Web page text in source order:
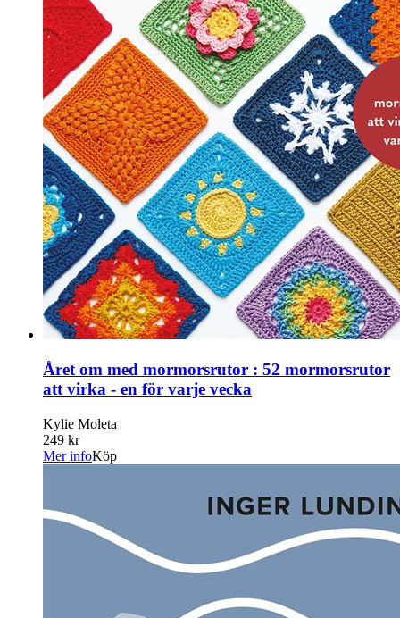
Året om med mormorsrutor : 52 mormorsrutor
att virka - en för varje vecka
Kylie Moleta
249 kr
Mer infoKöp